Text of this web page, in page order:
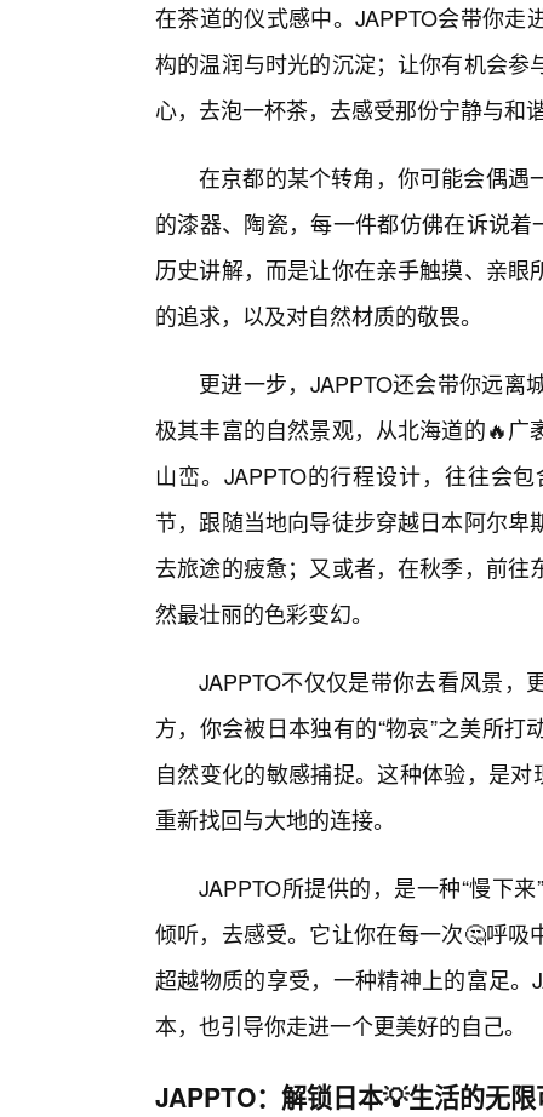
在茶道的仪式感中。JAPPTO会带你走
构的温润与时光的沉淀；让你有机会
心，去泡一杯茶，去感受那份宁静与和
在京都的某个转角，你可能会偶遇
的漆器、陶瓷，每一件都仿佛在诉说
历史讲解，而是让你在亲手触摸、亲
的追求，以及对自然材质的敬畏。
更进一步，JAPPTO还会带你远离
极其丰富的自然景观，从北海道的🔥
山峦。JAPPTO的行程设计，往往会
节，跟随当地向导徒步穿越日本阿尔
去旅途的疲惫；又或者，在秋季，前
然最壮丽的色彩变幻。
JAPPTO不仅仅是带你去看风景，
方，你会被日本独有的“物哀”之美所
自然变化的敏感捕捉。这种体验，是
重新找回与大地的连接。
JAPPTO所提供的，是一种“慢下
倾听，去感受。它让你在每一次🤔呼
超越物质的享受，一种精神上的富足
本，也引导你走进一个更美好的自己。
JAPPTO：解锁日本💡生活的无限